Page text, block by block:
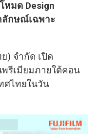
หมด Design
ลักษณ์เฉพาะ
) จำกัด เปิด
พรีเมียมภายใต้คอน
ศไทยในวัน